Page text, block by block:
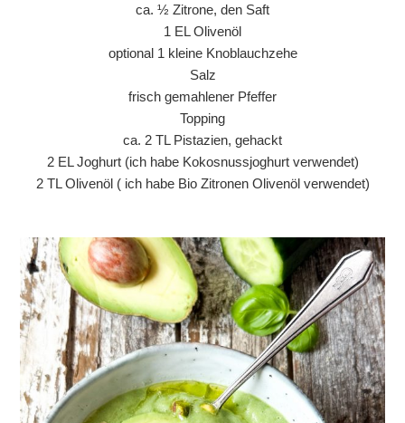
ca. ½ Zitrone, den Saft
1 EL Olivenöl
optional 1 kleine Knoblauchzehe
Salz
frisch gemahlener Pfeffer
Topping
ca. 2 TL Pistazien, gehackt
2 EL Joghurt (ich habe Kokosnussjoghurt verwendet)
2 TL Olivenöl ( ich habe Bio Zitronen Olivenöl verwendet)